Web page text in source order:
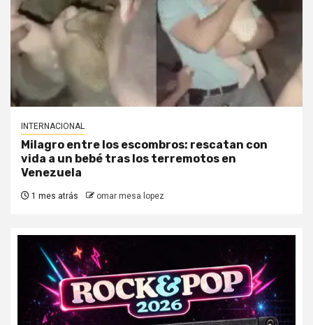
INTERNACIONAL
Milagro entre los escombros: rescatan con
vida a un bebé tras los terremotos en
Venezuela
1 mes atrás omar mesa lopez